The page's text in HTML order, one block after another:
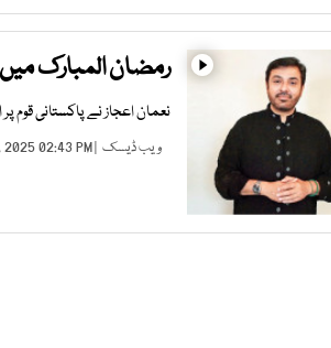
رمضان المبارک
نعمان اعجاز نے پاکستانی قوم
ویب ڈیسک | MAR 10, 2025 02:43 PM |